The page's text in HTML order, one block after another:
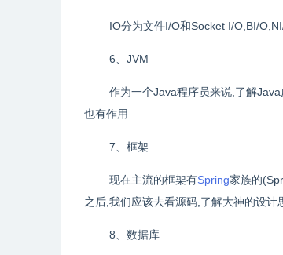
IO分为文件I/O和Socket I/O,BI/
6、JVM
作为一个Java程序员来说,了解
也有作用
7、框架
现在主流的框架有Spring家族的
之后,我们应该去看源码,了解大神的设计
8、数据库